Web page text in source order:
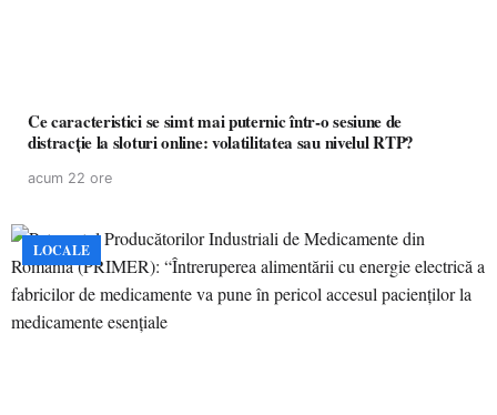
Ce caracteristici se simt mai puternic într-o sesiune de
distracție la sloturi online: volatilitatea sau nivelul RTP?
acum 22 ore
LOCALE